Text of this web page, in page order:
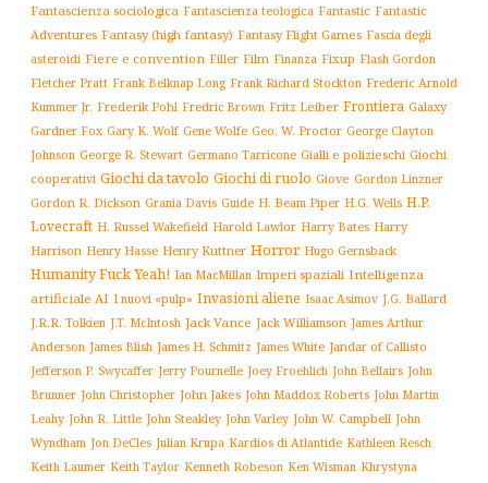
Fantascienza sociologica Fantascienza teologica Fantastic Fantastic
Adventures Fantasy (high fantasy) Fantasy Flight Games Fascia degli
asteroidi Fiere e convention Filler Film Finanza Fixup Flash Gordon
Fletcher Pratt Frank Belknap Long Frank Richard Stockton Frederic Arnold
Kummer Jr. Frederik Pohl Fredric Brown Fritz Leiber Frontiera Galaxy
Gardner Fox Gary K. Wolf Gene Wolfe Geo. W. Proctor George Clayton
Johnson George R. Stewart Germano Tarricone Gialli e polizieschi Giochi
cooperativi Giochi da tavolo Giochi di ruolo Giove Gordon Linzner
Gordon R. Dickson Grania Davis Guide H. Beam Piper H.G. Wells H.P.
Lovecraft H. Russel Wakefield Harold Lawlor Harry Bates Harry
Harrison Henry Hasse Henry Kuttner Horror Hugo Gernsback
Humanity Fuck Yeah! Ian MacMillan Imperi spaziali Intelligenza
artificiale AI I nuovi «pulp» Invasioni aliene Isaac Asimov J.G. Ballard
J.R.R. Tolkien J.T. McIntosh Jack Vance Jack Williamson James Arthur
Anderson James Blish James H. Schmitz James White Jandar of Callisto
Jefferson P. Swycaffer Jerry Pournelle Joey Froehlich John Bellairs John
Brunner John Christopher John Jakes John Maddox Roberts John Martin
Leahy John R. Little John Steakley John Varley John W. Campbell John
Wyndham Jon DeCles Julian Krupa Kardios di Atlantide Kathleen Resch
Keith Laumer Keith Taylor Kenneth Robeson Ken Wisman Khrystyna